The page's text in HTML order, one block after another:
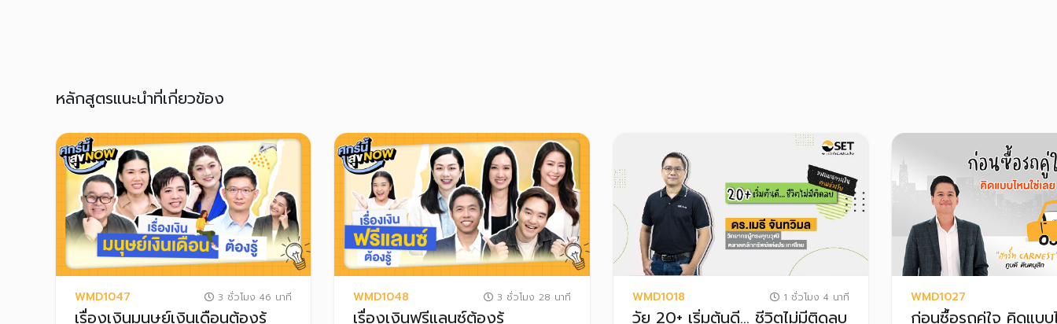
หลักสูตรแนะนำที่เกี่ยวข้อง
WMD1047 3 ชั่วโมง 46 นาที
เรื่องเงินมนุษย์เงินเดือนต้องรู้
WMD1048 3 ชั่วโมง 28 นาที
เรื่องเงินฟรีแลนซ์ต้องรู้
WMD1018 1 ชั่วโมง 4 นาที
วัย 20+ เริ่มต้นดี… ชีวิตไม่มีติดลบ
WMD1027
ก่อนซื้อรถคู่ใจ คิดแบบ